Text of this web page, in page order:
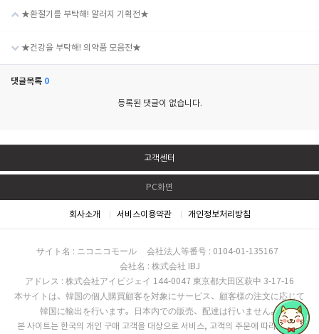
★환절기를 부탁해! 알러지 기획전★
★건강을 부탁해! 의약품 모음전★
댓글목록 0
등록된 댓글이 없습니다.
고객센터
PC화면
회사소개 서비스이용약관 개인정보처리방침
サイト名 : ニコニコモール
会社法人等番号 : 0104-01-135167
会社名 : 株式会社 IBJ
アドレス : 株式会社アイビジェイ 144-0047 東京都大田区萩中 3-17-16
本サイトは、韓国の個人購買顧客を対象にサービス、顧客様の注文に応じて
韓国に輸出を行います。日本内での販売、配達は行いません。
본 사이트는 한국의 개인 구매 고객을 대상으로 서비스, 고객의 주문에 따라 한국으